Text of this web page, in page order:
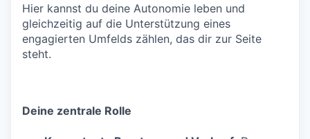
Hier kannst du deine Autonomie leben und
gleichzeitig auf die Unterstützung eines
engagierten Umfelds zählen, das dir zur Seite
steht.
Deine zentrale Rolle